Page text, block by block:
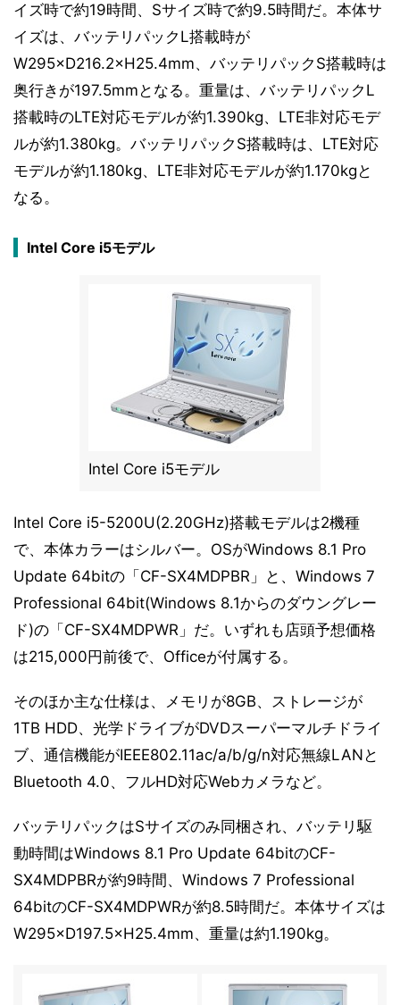
イズ時で約19時間、Sサイズ時で約9.5時間だ。本体サ
イズは、バッテリパックL搭載時が
W295×D216.2×H25.4mm、バッテリパックS搭載時は
奥行きが197.5mmとなる。重量は、バッテリパックL
搭載時のLTE対応モデルが約1.390kg、LTE非対応モデ
ルが約1.380kg。バッテリパックS搭載時は、LTE対応
モデルが約1.180kg、LTE非対応モデルが約1.170kgと
なる。
Intel Core i5モデル
Intel Core i5モデル
Intel Core i5-5200U(2.20GHz)搭載モデルは2機種
で、本体カラーはシルバー。OSがWindows 8.1 Pro
Update 64bitの「CF-SX4MDPBR」と、Windows 7
Professional 64bit(Windows 8.1からのダウングレー
ド)の「CF-SX4MDPWR」だ。いずれも店頭予想価格
は215,000円前後で、Officeが付属する。
そのほか主な仕様は、メモリが8GB、ストレージが
1TB HDD、光学ドライブがDVDスーパーマルチドライ
ブ、通信機能がIEEE802.11ac/a/b/g/n対応無線LANと
Bluetooth 4.0、フルHD対応Webカメラなど。
バッテリパックはSサイズのみ同梱され、バッテリ駆
動時間はWindows 8.1 Pro Update 64bitのCF-
SX4MDPBRが約9時間、Windows 7 Professional
64bitのCF-SX4MDPWRが約8.5時間だ。本体サイズは
W295×D197.5×H25.4mm、重量は約1.190kg。